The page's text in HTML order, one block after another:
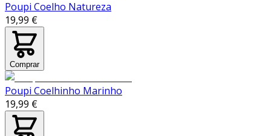
Poupi Coelho Natureza
19,99 €
Comprar
Poupi Coelhinho Marinho
19,99 €